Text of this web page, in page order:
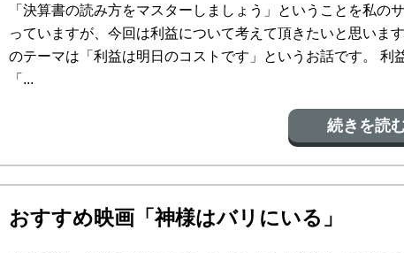
「決算書の読み方をマスターしましょう」ということを私の
っていますが、今回は利益について考えて頂きたいと思いま
のテーマは「利益は明日のコストです」というお話です。 利
「...
続きを読
おすすめ映画「神様はバリにいる」